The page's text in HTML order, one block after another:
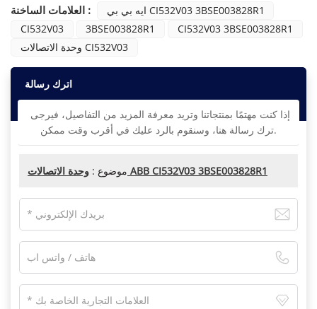
العلامات الساخنة :
ايه بي بي CI532V03 3BSE003828R1
CI532V03
3BSE003828R1
CI532V03 3BSE003828R1
وحدة الاتصالات CI532V03
اترك رسالة
ترك رسالة هنا، وسنقوم بالرد عليك في أقرب وقت ممكن.
موضوع : وحدة الاتصالات ABB CI532V03 3BSE003828R1